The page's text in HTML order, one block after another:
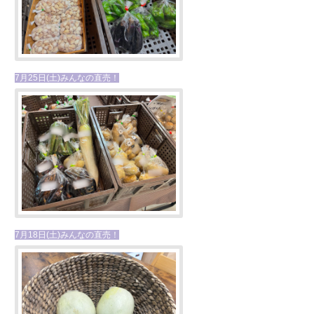
7月25日(土)みんなの直売！
7月18日(土)みんなの直売！